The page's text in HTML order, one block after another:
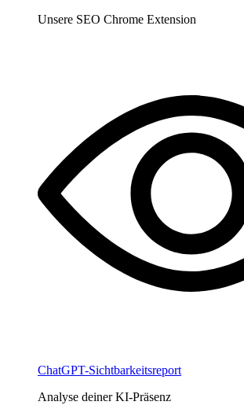
Unsere SEO Chrome Extension
ChatGPT-Sichtbarkeitsreport
Analyse deiner KI-Präsenz